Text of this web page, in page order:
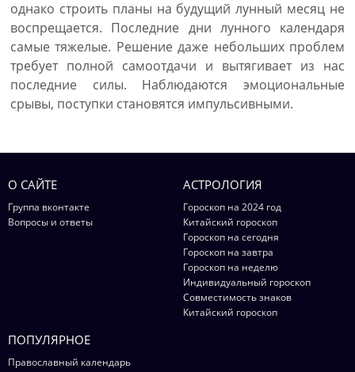
однако строить планы на будущий лунный месяц не
воспрещается. Последние дни лунного календаря
самые тяжелые. Решение даже небольших проблем
требует полной самоотдачи и вытягивает из нас
последние силы. Наблюдаются эмоциональные
срывы, поступки становятся импульсивными.
О САЙТЕ
Группа вконтакте
Вопросы и ответы
АСТРОЛОГИЯ
Гороскоп на 2024 год
Китайский гороскоп
Гороскоп на сегодня
Гороскоп на завтра
Гороскоп на неделю
Индивидуальный гороскоп
Совместимость знаков
Китайский гороскоп
ПОПУЛЯРНОЕ
Православный календарь